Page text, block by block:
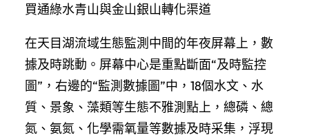
買通綠水青山與金山銀山轉化渠道
在天目湖流域生態監測中間的年夜屏幕上，數
據及時跳動。屏幕中心是重點斷面“及時監控
圖”，右邊的“監測數據圖”中，18個水文、水
質、景象、藻類等生態不雅測點上，總磷、總
氮、氨氮、化學需氧量等數據及時采集，浮現